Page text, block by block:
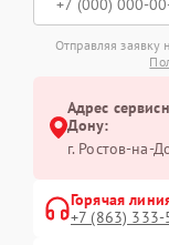
Отправляя заявку
Адрес
Дону:
г. Ростов-на-
Горячая
+7 (863)